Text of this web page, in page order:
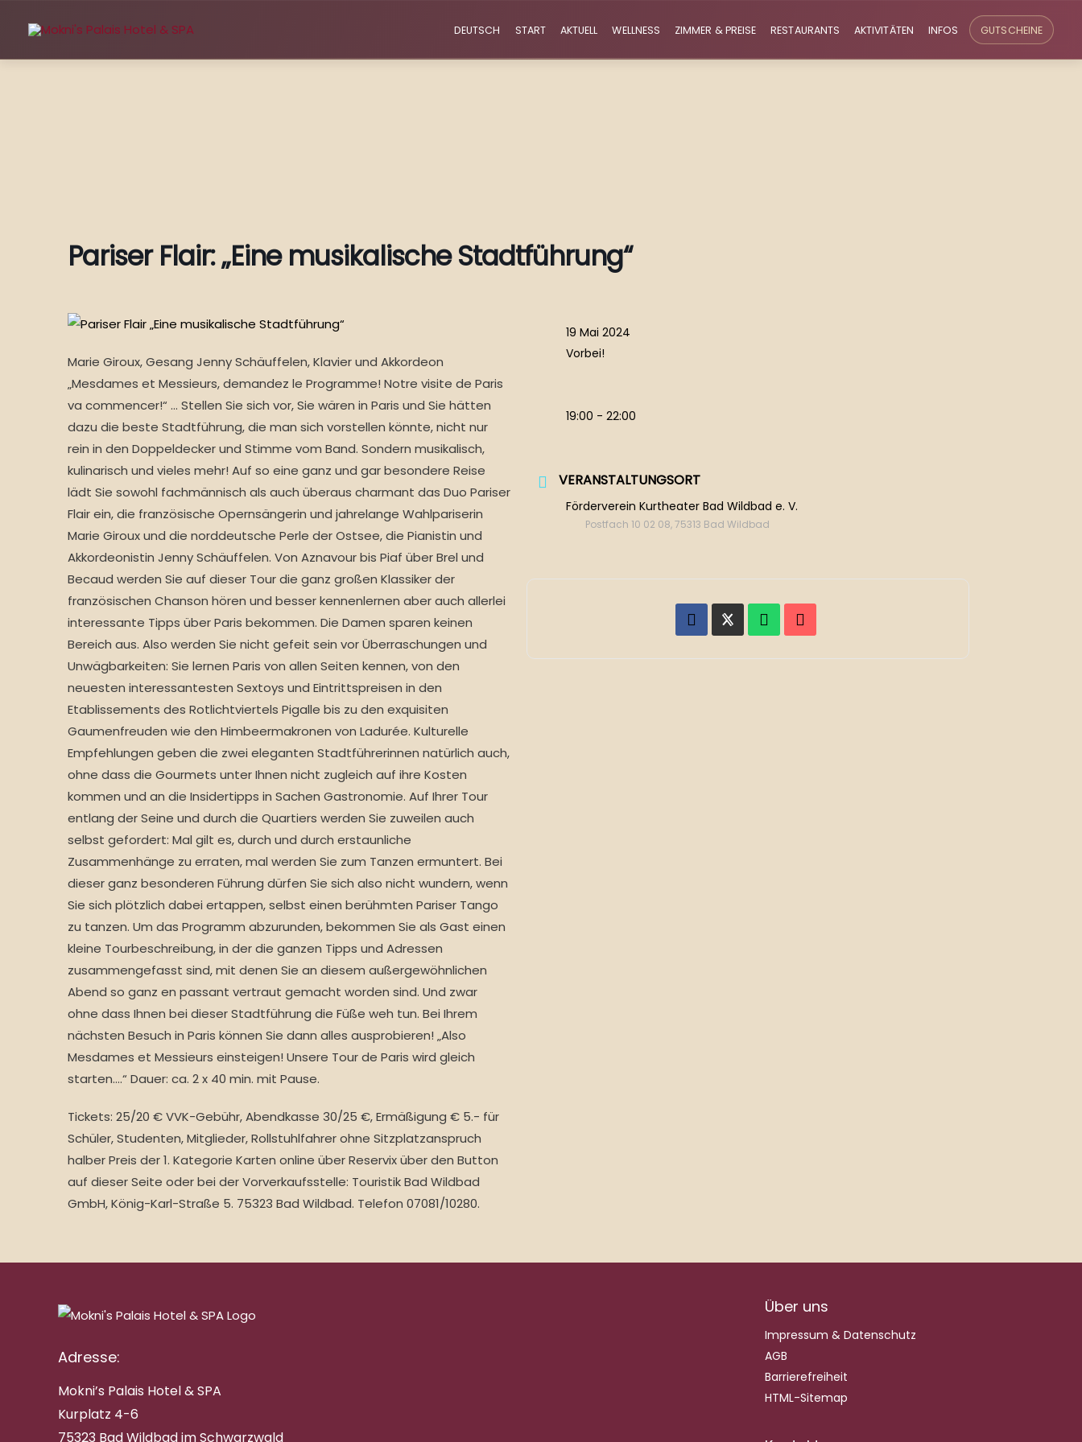
Inhalt
DEUTSCH START AKTUELL WELLNESS ZIMMER & PREISE RESTAURANTS AKTIVITÄTEN INFOS GUTSCHEINE
Pariser Flair: „Eine musikalische Stadtführung“
Marie Giroux, Gesang Jenny Schäuffelen, Klavier und Akkordeon
„Mesdames et Messieurs, demandez le Programme! Notre visite de Paris
va commencer!“ … Stellen Sie sich vor, Sie wären in Paris und Sie hätten
dazu die beste Stadtführung, die man sich vorstellen könnte, nicht nur
rein in den Doppeldecker und Stimme vom Band. Sondern musikalisch,
kulinarisch und vieles mehr! Auf so eine ganz und gar besondere Reise
lädt Sie sowohl fachmännisch als auch überaus charmant das Duo Pariser
Flair ein, die französische Opernsängerin und jahrelange Wahlpariserin
Marie Giroux und die norddeutsche Perle der Ostsee, die Pianistin und
Akkordeonistin Jenny Schäuffelen. Von Aznavour bis Piaf über Brel und
Becaud werden Sie auf dieser Tour die ganz großen Klassiker der
französischen Chanson hören und besser kennenlernen aber auch allerlei
interessante Tipps über Paris bekommen. Die Damen sparen keinen
Bereich aus. Also werden Sie nicht gefeit sein vor Überraschungen und
Unwägbarkeiten: Sie lernen Paris von allen Seiten kennen, von den
neuesten interessantesten Sextoys und Eintrittspreisen in den
Etablissements des Rotlichtviertels Pigalle bis zu den exquisiten
Gaumenfreuden wie den Himbeermakronen von Ladurée. Kulturelle
Empfehlungen geben die zwei eleganten Stadtführerinnen natürlich auch,
ohne dass die Gourmets unter Ihnen nicht zugleich auf ihre Kosten
kommen und an die Insidertipps in Sachen Gastronomie. Auf Ihrer Tour
entlang der Seine und durch die Quartiers werden Sie zuweilen auch
selbst gefordert: Mal gilt es, durch und durch erstaunliche
Zusammenhänge zu erraten, mal werden Sie zum Tanzen ermuntert. Bei
dieser ganz besonderen Führung dürfen Sie sich also nicht wundern, wenn
Sie sich plötzlich dabei ertappen, selbst einen berühmten Pariser Tango
zu tanzen. Um das Programm abzurunden, bekommen Sie als Gast einen
kleine Tourbeschreibung, in der die ganzen Tipps und Adressen
zusammengefasst sind, mit denen Sie an diesem außergewöhnlichen
Abend so ganz en passant vertraut gemacht worden sind. Und zwar
ohne dass Ihnen bei dieser Stadtführung die Füße weh tun. Bei Ihrem
nächsten Besuch in Paris können Sie dann alles ausprobieren! „Also
Mesdames et Messieurs einsteigen! Unsere Tour de Paris wird gleich
starten….“ Dauer: ca. 2 x 40 min. mit Pause.
Tickets: 25/20 € VVK-Gebühr, Abendkasse 30/25 €, Ermäßigung € 5.- für
Schüler, Studenten, Mitglieder, Rollstuhlfahrer ohne Sitzplatzanspruch
halber Preis der 1. Kategorie Karten online über Reservix über den Button
auf dieser Seite oder bei der Vorverkaufsstelle: Touristik Bad Wildbad
GmbH, König-Karl-Straße 5. 75323 Bad Wildbad. Telefon 07081/10280.
19 Mai 2024
Vorbei!
19:00 - 22:00
VERANSTALTUNGSORT
Förderverein Kurtheater Bad Wildbad e. V.
Postfach 10 02 08, 75313 Bad Wildbad
Adresse:
Mokni’s Palais Hotel & SPA
Kurplatz 4-6
75323 Bad Wildbad im Schwarzwald
Über uns
Impressum & Datenschutz
AGB
Barrierefreiheit
HTML-Sitemap